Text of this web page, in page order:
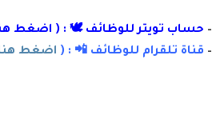
– حساب تويتر للوظائف 🕊 : ( اضغط
– قناة تلقرام للوظائف 📲 : ( اضغط